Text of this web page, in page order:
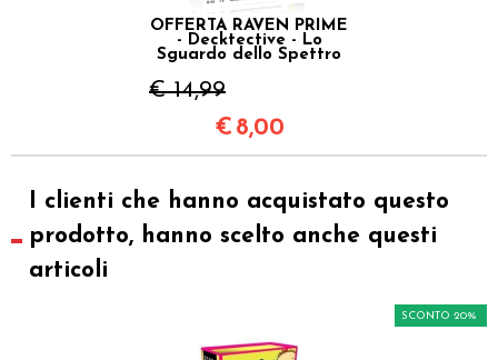
OFFERTA RAVEN PRIME
- Decktective - Lo
Sguardo dello Spettro
€ 14,99
€ 8,00
I clienti che hanno acquistato questo
prodotto, hanno scelto anche questi
articoli
SCONTO 20%